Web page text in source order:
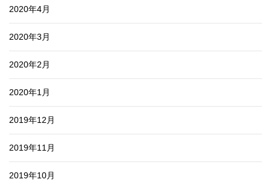
2020年4月
2020年3月
2020年2月
2020年1月
2019年12月
2019年11月
2019年10月